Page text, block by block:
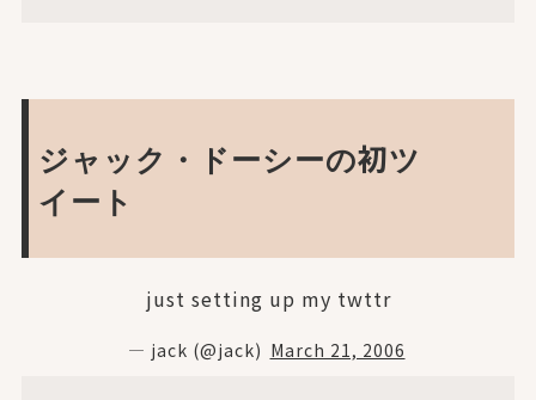
ジャック・ドーシーの初ツ
イート
just setting up my twttr
— jack (@jack) March 21, 2006